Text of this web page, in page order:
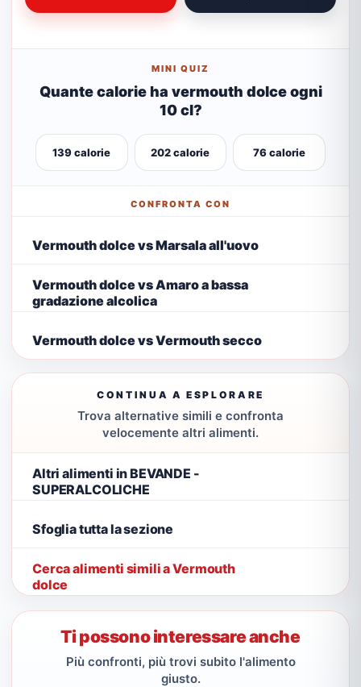
MINI QUIZ
Quante calorie ha vermouth dolce ogni
10 cl?
139 calorie 202 calorie 76 calorie
CONFRONTA CON
Vermouth dolce vs Marsala all'uovo
Vermouth dolce vs Amaro a bassa
gradazione alcolica
Vermouth dolce vs Vermouth secco
CONTINUA A ESPLORARE
Trova alternative simili e confronta
velocemente altri alimenti.
Altri alimenti in BEVANDE -
SUPERALCOLICHE
Sfoglia tutta la sezione
Cerca alimenti simili a Vermouth
dolce
Ti possono interessare anche
Più confronti, più trovi subito l'alimento
giusto.